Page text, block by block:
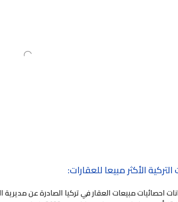
التركية الأكثر مبيعا للعقارات: